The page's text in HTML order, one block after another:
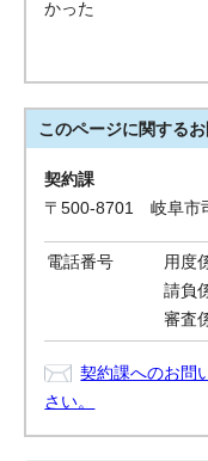
かった
このページに関する
契約課
〒500-8701 岐阜市
電話番号
用度
請負
審査
契約課へのお問
さい。